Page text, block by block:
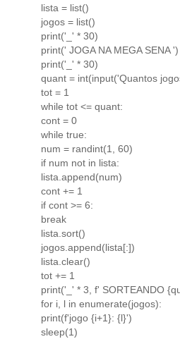
lista = list()
jogos = list()
print('_' * 30)
print(' JOGA NA MEGA SENA ')
print('_' * 30)
quant = int(input('Quantos
tot = 1
while tot <= quant:
cont = 0
while true:
num = randint(1, 60)
if num not in lista:
lista.append(num)
cont += 1
if cont >= 6:
break
lista.sort()
jogos.append(lista[:])
lista.clear()
tot += 1
print('_' * 3, f' SORTEANDO
for i, l in enumerate(jogos):
print(f'jogo {i+1}: {l}')
sleep(1)